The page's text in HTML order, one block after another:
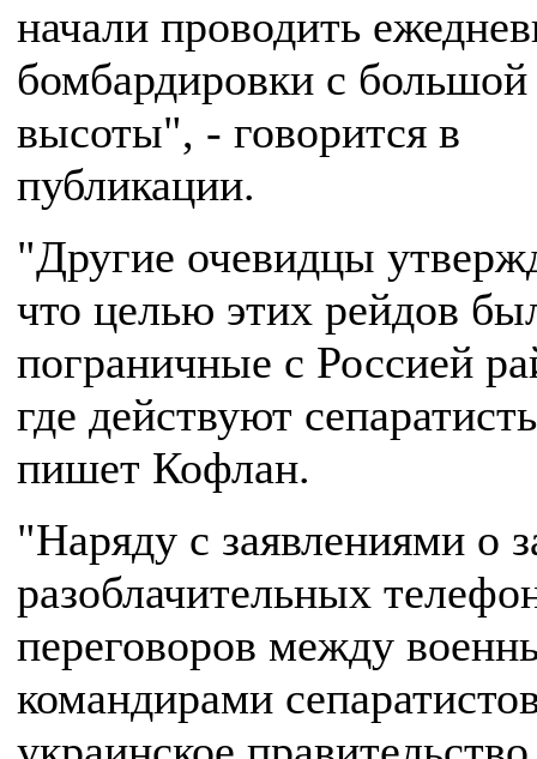
начали проводить
бомбардировки с большой
высоты", - говорится в
публикации.
"Другие очевидцы
что целью этих рейдов
пограничные с Россией
где действуют
пишет Кофлан.
"Наряду с заявлениями о
разоблачительных
переговоров между
командирами